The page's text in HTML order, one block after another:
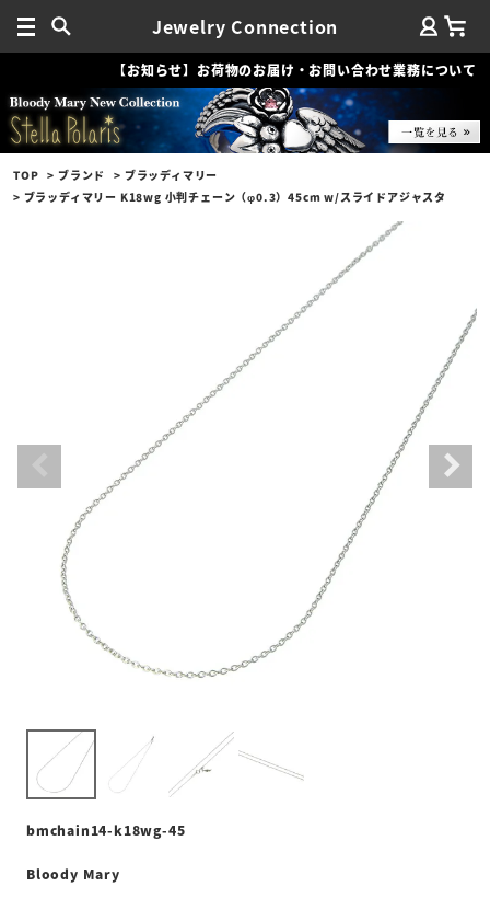
Jewelry Connection
【お知らせ】お荷物のお届け・お問い合わせ業務について
TOP ブランド
ブラッディマリー
ブラッディマリー K18wg 小判チェーン（φ0.3）45cm w/スライドアジャスタ
bmchain14-k18wg-45
Bloody Mary